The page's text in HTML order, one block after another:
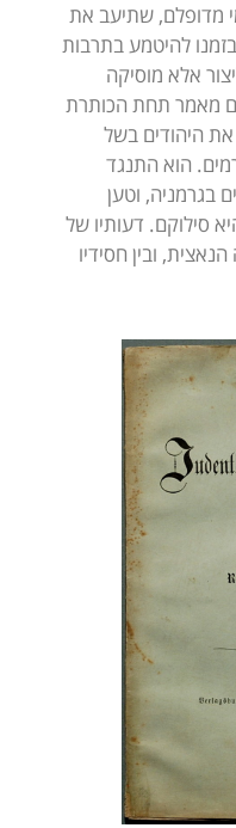
מדופלם, שתיעב את
להיטמע בתרבות
אלא מוסיקה
בשנת 1850 פרסם מאמר תחת הכותרת
את היהודים בשל
הוא התנגד
בגרמניה, וטען
סילוקם. דעותיו של
ובין חסידיו